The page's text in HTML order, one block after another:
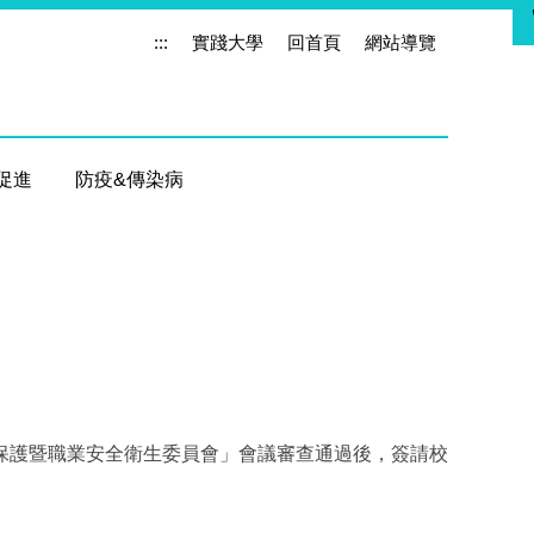
進 防疫&傳染病
::: 實踐大學 回首頁 網站導覽
暨職業安全衛生委員會」會議審查通過後，簽請校